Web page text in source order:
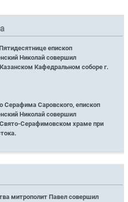
епископ
Николай совершил
Кафедральном соборе г.
Серафима Саровского, епископ
Николай совершил
Серафимовском храме при
митрополит Павел совершил